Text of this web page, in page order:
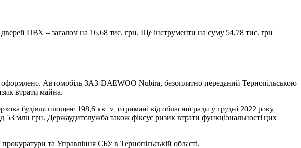
дверей ПВХ – загалом на 16,68 тис. грн. Ще інструменти на суму 54,78 тис. грн
оформлено. Автомобіль ЗАЗ-DAEWOO Nubira, безоплатно переданий Тернопільською
втрати майна.
будівля площею 198,6 кв. м, отримані від обласної ради у грудні 2022 року,
53 млн грн. Держаудитслужба також фіксує ризик втрати функціональності цих
та Управління СБУ в Тернопільській області.